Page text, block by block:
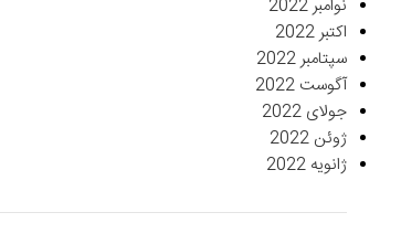
نوامبر 2022
اکتبر 2022
سپتامبر 2022
آگوست 2022
جولای 2022
ژوئن 2022
ژانویه 2022